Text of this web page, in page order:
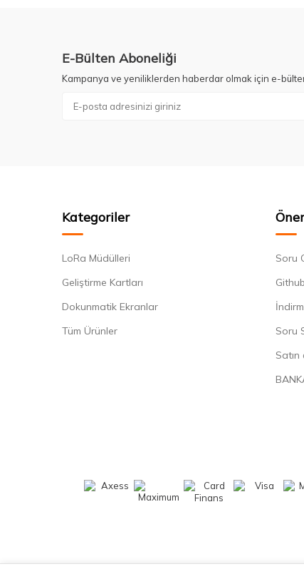
E-Bülten Aboneliği
Kampanya ve yeniliklerden haberdar olmak için e-
Kategoriler
LoRa Müdülleri
Geliştirme Kartları
Dokunmatik Ekranlar
Tüm Ürünler
Soru
Soru
Satın